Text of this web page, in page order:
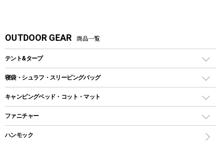
OUTDOOR GEAR 商品一覧
テント&タープ
テント
ツールームテント
ワンポールテント
シェルターテント
寝袋・シュラフ・スリーピングバッグ
レクタングラー型（封筒型）シュラフ
インナーシュラフ
キャンピングベッド・コット・マット
キャンピングベッド・コット
ファニチャー
アウトドアテーブル
ハンモック